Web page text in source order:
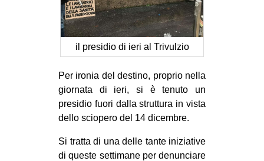
il presidio di ieri al Trivulzio
Per ironia del destino, proprio nella
giornata di ieri, si è tenuto un
presidio fuori dalla struttura in vista
dello sciopero del 14 dicembre.
Si tratta di una delle tante iniziative
di queste settimane per denunciare